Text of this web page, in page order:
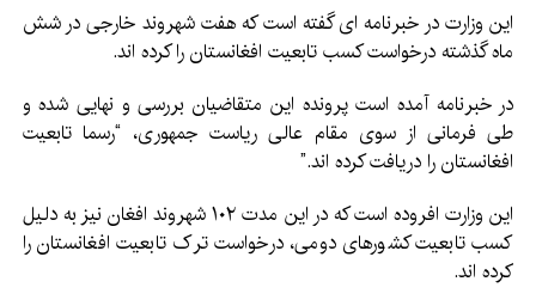
این وزارت در خبرنامه ای گفته است که هفت شهروند خارجی در شش
ماه گذشته درخواست کسب تابعیت افغانستان را کرده‌ اند.
در خبرنامه آمده است پرونده این متقاضیان بررسی و نهایی شده و
طی فرمانی از سوی مقام عالی ریاست جمهوری، “رسما تابعیت
افغانستان را دریافت کرده‌ اند.”
این وزارت افروده است که در این مدت ۱۰۲ شهروند افغان نیز به دلیل
کسب تابعیت کشورهای دومی، درخواست ترک تابعیت افغانستان را
کرده اند.